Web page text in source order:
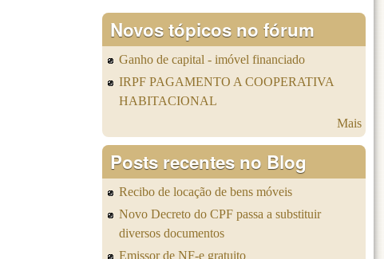
Novos tópicos no fórum
Ganho de capital - imóvel financiado
IRPF PAGAMENTO A COOPERATIVA
HABITACIONAL
Mais
Posts recentes no Blog
Recibo de locação de bens móveis
Novo Decreto do CPF passa a substituir
diversos documentos
Emissor de NF-e gratuito